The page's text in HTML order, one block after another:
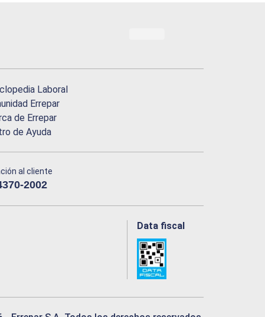
Laboral
Errepar
de Errepar
de Ayuda
al cliente
2002
Data fiscal